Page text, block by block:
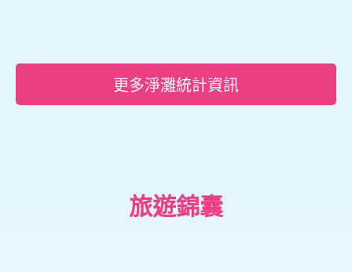
更多淨灘統計資訊
旅遊錦囊